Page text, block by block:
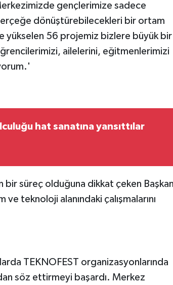
gençlerimize sadece
dönüştürebilecekleri bir ortam
yükselen 56 projemiz bizlere büyük bir
ailelerini, eğitmenlerimizi
hat sanatına yansıttılar
bir süreç olduğuna dikkat çeken Başkan
teknoloji alanındaki çalışmalarını
TEKNOFEST organizasyonlarında
söz ettirmeyi başardı. Merkez